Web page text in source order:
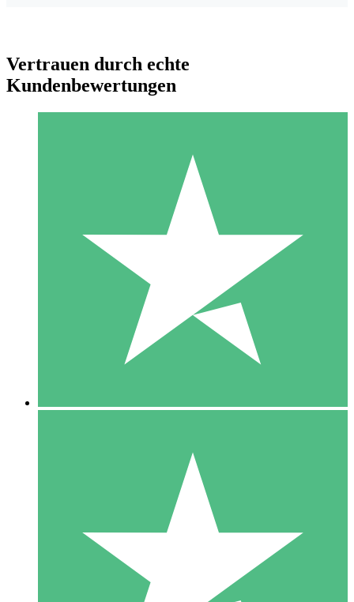
Individuelle Credit-Pakete
Zahlen Sie nach Bedarf mit Download-Credits. Keine
monatliche Verpflichtung erforderlich.
10 00
10 Downloads
20 00
Vertrauen durch echte
Kundenbewertungen